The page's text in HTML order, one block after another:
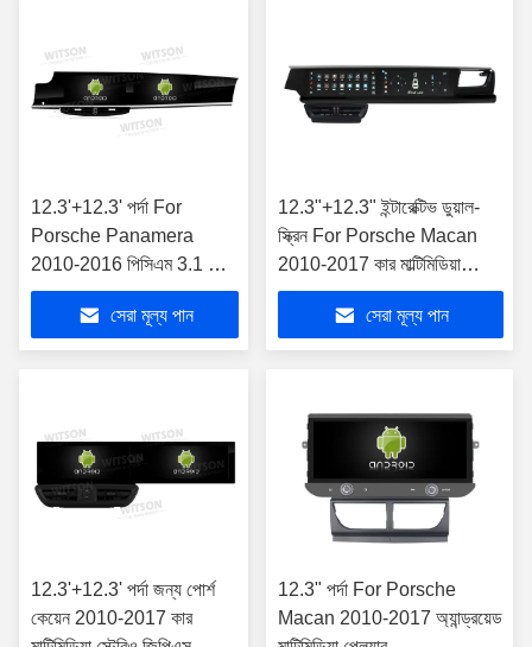
12.3'+12.3' পর্দা For
Porsche Panamera
2010-2016 পিসিএম 3.1 কার
মাল্টিমিডিয়া স্টেরিও জিপিএস
কারপ্লে প্লেয়ারসেরা মূল্য পান
12.3"+12.3" ইন্টারেক্টিভ ডুয়াল-
স্ক্রিন For Porsche Macan
2010-2017 কার মাল্টিমিডিয়া
স্টেরিও জিপিএস কারপ্লে প্লেয়ার
সেরা মূল্য পান
12.3'+12.3' পর্দা জন্য পোর্শ
কেয়েন 2010-2017 কার
12.3" পর্দা For Porsche
Macan 2010-2017 অ্যান্ড্রয়েড